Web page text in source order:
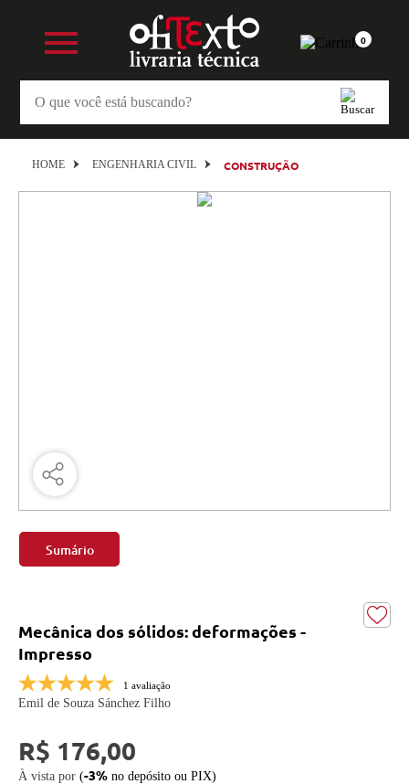
0
HOME ENGENHARIA CIVIL CONSTRUÇÃO
Sumário
Mecânica dos sólidos: deformações -
Impresso
1 avaliação
Emil de Souza Sánchez Filho
R$ 176,00
À vista por (-3% no depósito ou PIX)